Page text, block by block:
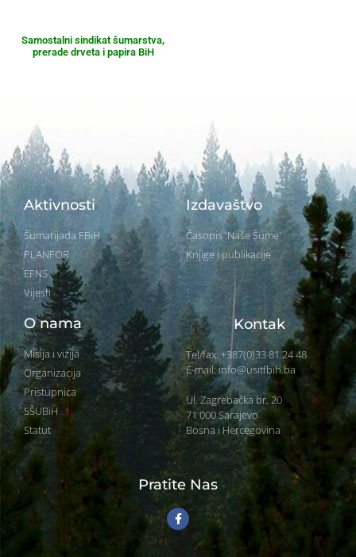
Samostalni sindikat šumarstva,
prerade drveta i papira BiH
Aktivnosti
Šumarijada FBiH
PLANFOR
EFNS
Vijesti
Izdavaštvo
Časopis 'Naše Šume'
Knjige i publikacije
O nama
Misija i vizija
Organizacija
Pristupnica
SŠUBiH
Statut
Kontak
Tel/fax: +387(0)33 81 24 48
E-mail: info@usitfbih.ba
Ul. Zagrebačka br. 20
71 000 Sarajevo
Bosna i Hercegovina
Pratite Nas